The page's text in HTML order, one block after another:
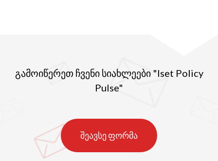
გამოიწერეთ ჩვენი სიახლეები "Iset Policy
Pulse"
შეავსე ფორმა